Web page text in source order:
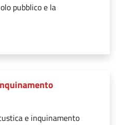
pubblico e la
e inquinamento